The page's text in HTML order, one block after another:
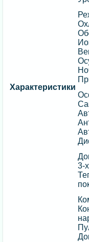
Характеристики
3-